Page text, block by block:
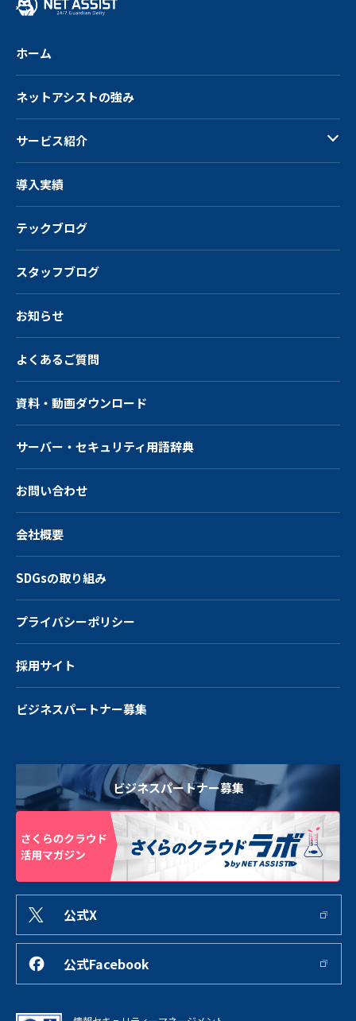
ホーム
ネットアシストの強み
サービス紹介
導入実績
テックブログ
スタッフブログ
お知らせ
よくあるご質問
資料・動画ダウンロード
サーバー・ セキュリティ用語辞典
お問い合わせ
会社概要
SDGsの取り組み
プライバシーポリシー
採用サイト
ビジネスパートナー募集
ビジネスパートナー募集
公式X
公式Facebook